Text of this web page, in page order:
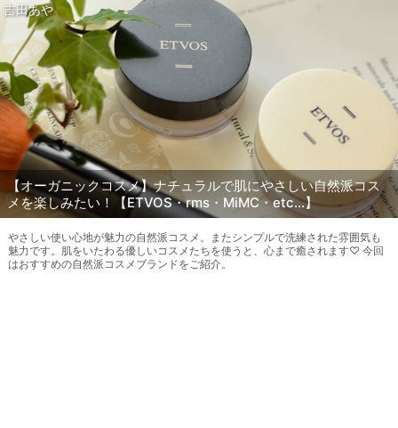
吉田あや
【オーガニックコスメ】ナチュラルで肌にやさしい自然派コス
メを楽しみたい！【ETVOS・rms・MiMC・etc...】
やさしい使い心地が魅力の自然派コスメ。またシンプルで洗練された雰囲気も
魅力です。肌をいたわる優しいコスメたちを使うと、心まで癒されます♡ 今回
はおすすめの自然派コスメブランドをご紹介。